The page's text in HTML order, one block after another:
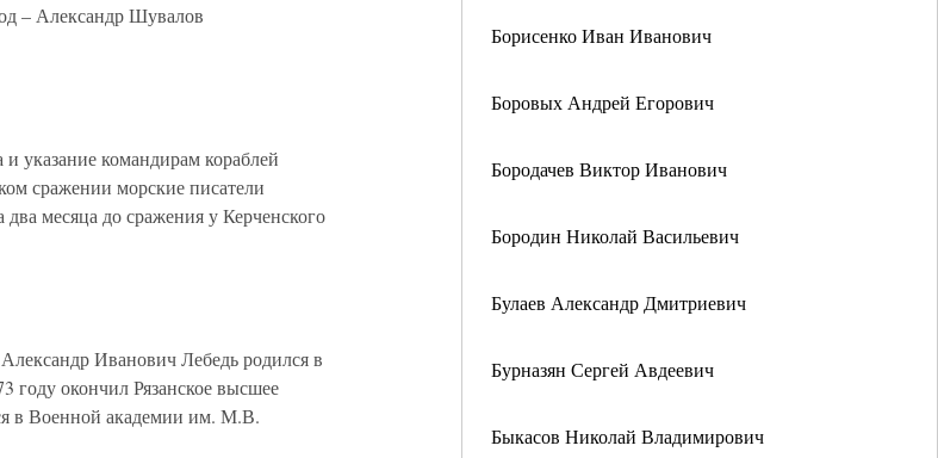
Борисенко Иван Иванович
Боровых Андрей Егорович
Бородачев Виктор Иванович
Бородин Николай Васильевич
Булаев Александр Дмитриевич
Бурназян Сергей Авдеевич
Быкасов Николай Владимирович
– Александр Шувалов
командирам кораблей
сражении морские писатели
месяца до сражения у Керченского
Иванович Лебедь родился в
году окончил Рязанское высшее
в Военной академии им. М.В.